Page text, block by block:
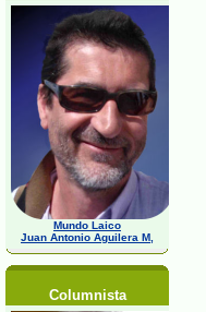
Mundo Laico
Juan Antonio Aguilera M,
Columnista